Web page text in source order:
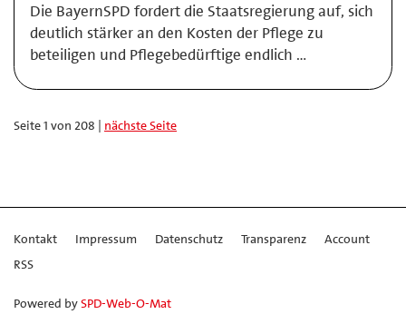
Die BayernSPD fordert die Staatsregierung auf, sich
deutlich stärker an den Kosten der Pflege zu
beteiligen und Pflegebedürftige endlich …
Seite 1 von 208 | nächste Seite
Kontakt Impressum Datenschutz Transparenz
Account
RSS
Powered bySPD-Web-O-Mat